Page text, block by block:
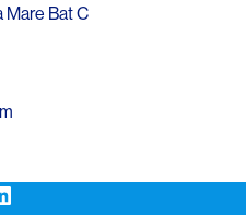
Mare Bat C